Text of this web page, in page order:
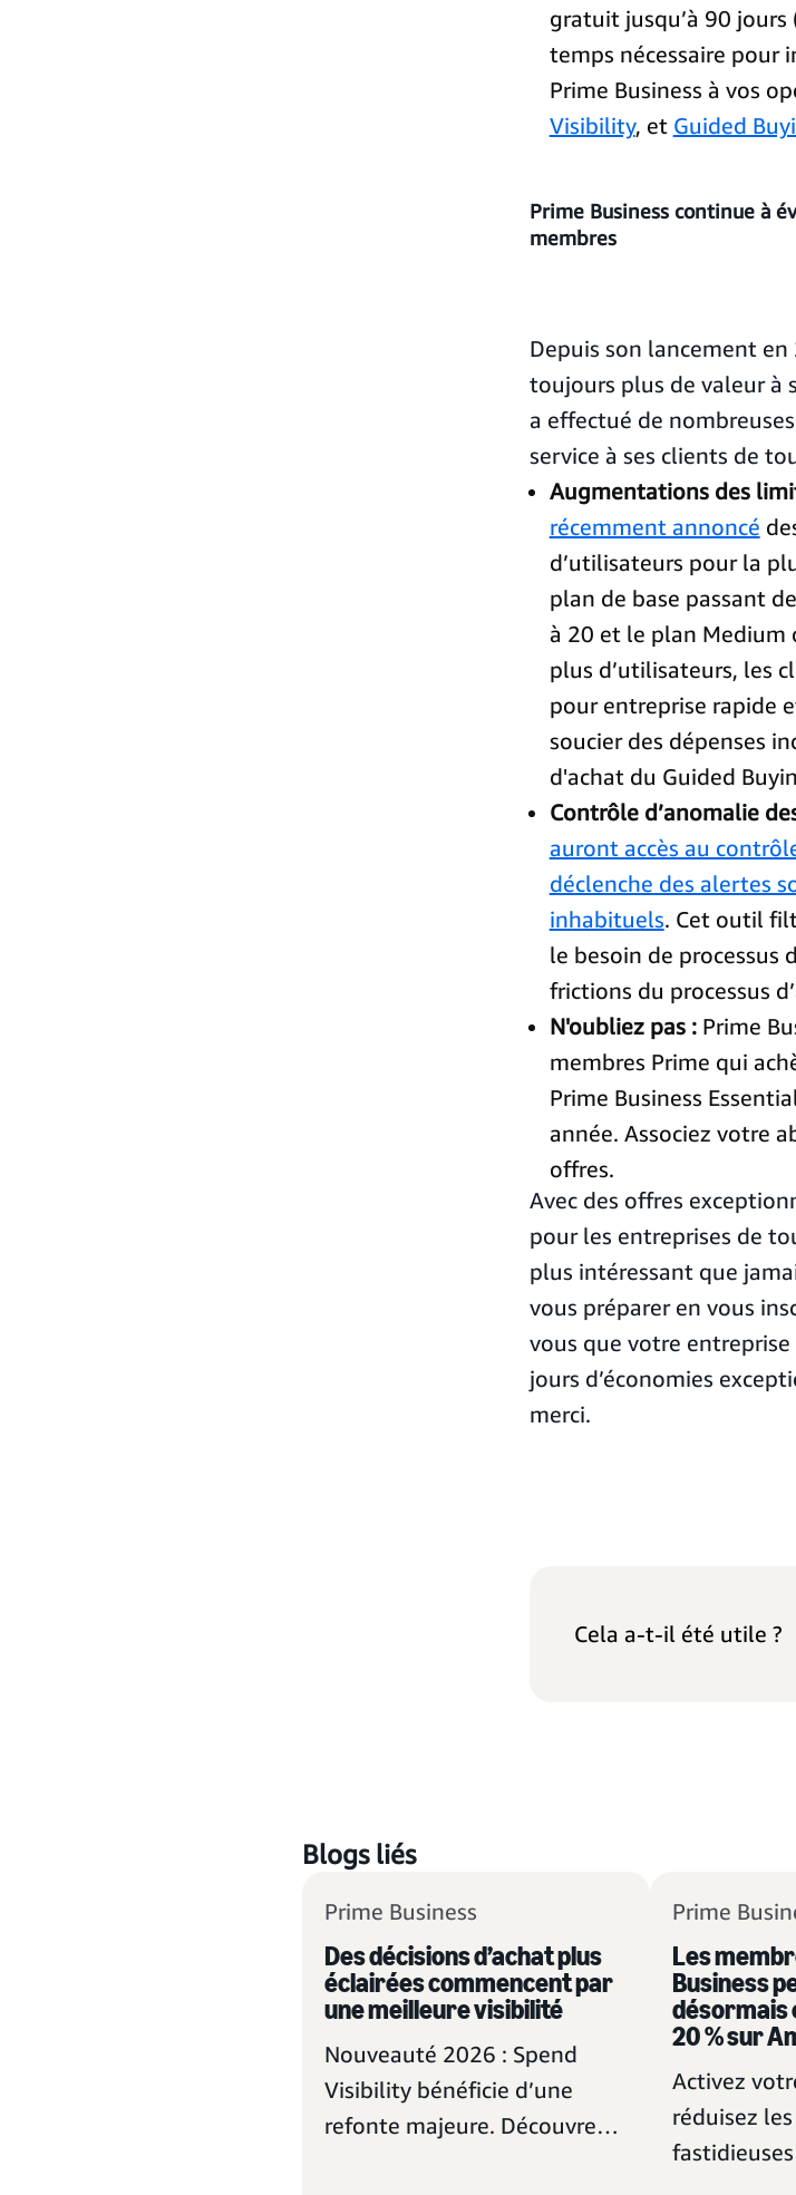
gratuit jusqu’à 90
temps nécessaire pour
Prime Business à vos
Visibility, et Guided
Prime Business continue à
membres
Depuis son lancement en
toujours plus de valeur à
a effectué de
service à ses clients de
Augmentations des
récemment annoncé
d’utilisateurs pour la
plan de base passant
à 20 et le plan Medium
plus d’utilisateurs, les
pour entreprise rapide
soucier des dépenses
d'achat du Guided
Contrôle d’anomalie
auront accès au
déclenche des alertes
inhabituels. Cet outil
le besoin de processus
frictions du processus
N'oubliez pas : Prime
membres Prime qui
Prime Business
année. Associez votre
offres.
Avec des offres
pour les entreprises de
plus intéressant que
vous préparer en vous
vous que votre
jours d’économies
merci.
Cela a-t-il été utile ?
Blogs liés
Prime Business
Des décisions d’achat plus
éclairées commencent par
une meilleure visibilité
Nouveauté 2026 : Spend
Visibility bénéficie d’une
refonte majeure. Découvrez
Prime
Les
Business
désormais
20 % sur
Activez
réduisez